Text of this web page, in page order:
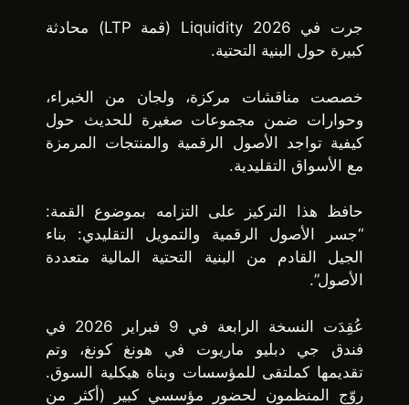
جرت في Liquidity 2026 (قمة LTP) محادثة
كبيرة حول البنية التحتية.
خصصت مناقشات مركزة، ولجان من الخبراء،
وحوارات ضمن مجموعات صغيرة للحديث حول
كيفية تواجد الأصول الرقمية والمنتجات المرمزة
مع الأسواق التقليدية.
حافظ هذا التركيز على التزامه بموضوع القمة:
“جسر الأصول الرقمية والتمويل التقليدي: بناء
الجيل القادم من البنية التحتية المالية متعددة
الأصول”.
عُقِدَت النسخة الرابعة في 9 فبراير 2026 في
فندق جي دبليو ماريوت في هونغ كونغ، وتم
تقديمها كملتقى للمؤسسات وبناة هيكلية السوق.
روّج المنظمون لحضور مؤسسي كبير (أكثر من